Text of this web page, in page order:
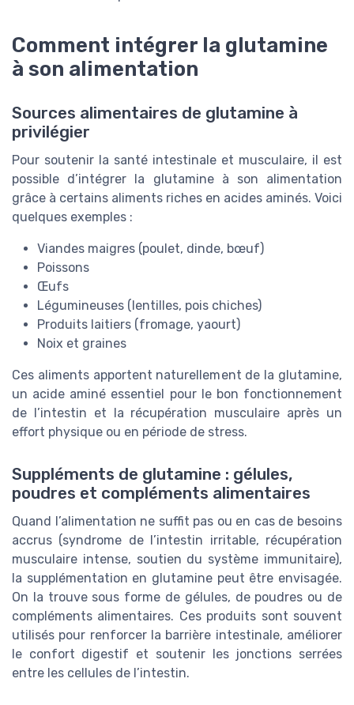
Comment intégrer la glutamine
à son alimentation
Sources alimentaires de glutamine à
privilégier
Pour soutenir la santé intestinale et musculaire, il est
possible d’intégrer la glutamine à son alimentation
grâce à certains aliments riches en acides aminés. Voici
quelques exemples :
Viandes maigres (poulet, dinde, bœuf)
Poissons
Œufs
Légumineuses (lentilles, pois chiches)
Produits laitiers (fromage, yaourt)
Noix et graines
Ces aliments apportent naturellement de la glutamine,
un acide aminé essentiel pour le bon fonctionnement
de l’intestin et la récupération musculaire après un
effort physique ou en période de stress.
Suppléments de glutamine : gélules,
poudres et compléments alimentaires
Quand l’alimentation ne suffit pas ou en cas de besoins
accrus (syndrome de l’intestin irritable, récupération
musculaire intense, soutien du système immunitaire),
la supplémentation en glutamine peut être envisagée.
On la trouve sous forme de gélules, de poudres ou de
compléments alimentaires. Ces produits sont souvent
utilisés pour renforcer la barrière intestinale, améliorer
le confort digestif et soutenir les jonctions serrées
entre les cellules de l’intestin.